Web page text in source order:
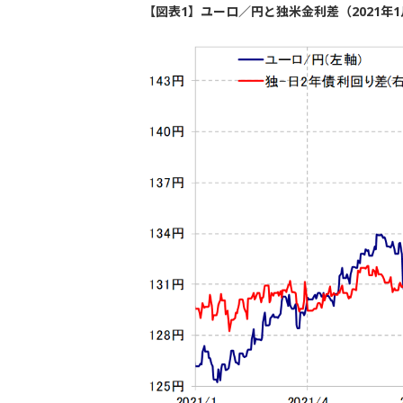
【図表1】ユーロ／円と独米金利差（2021年